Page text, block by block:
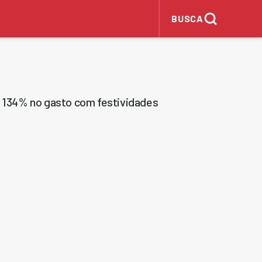
BUSCA
no gasto com festividades